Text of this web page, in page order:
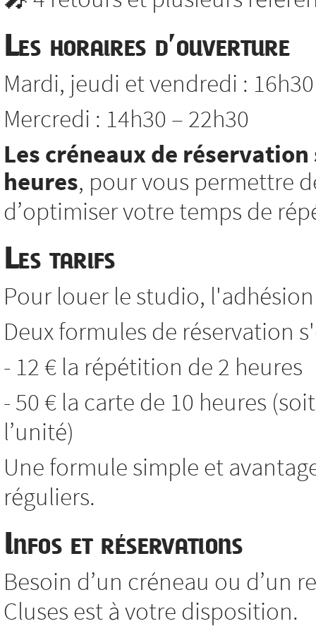
Les horaires d’ouverture
Mardi, jeudi et vendredi :
Mercredi : 14h30 – 22h30
Les créneaux de
heures, pour vous permettre
d’optimiser votre temps de
Les tarifs
Pour louer le studio,
Deux formules de réservation
- 12 € la répétition de 2 heures
- 50 € la carte de 10 heures
l’unité)
Une formule simple et
réguliers.
Infos et réservations
Besoin d’un créneau ou d’un
Cluses est à votre disposition.